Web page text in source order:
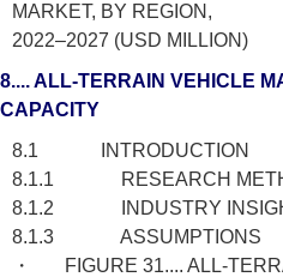
MARKET, BY REGION,
2022–2027 (USD MILLION)
8.... ALL-TERRAIN VEHICLE
CAPACITY
8.1 INTRODUCTION
8.1.1 RESEARCH
8.1.2 INDUSTRY
8.1.3 ASSUMPTIONS
・ FIGURE 31.... ALL-